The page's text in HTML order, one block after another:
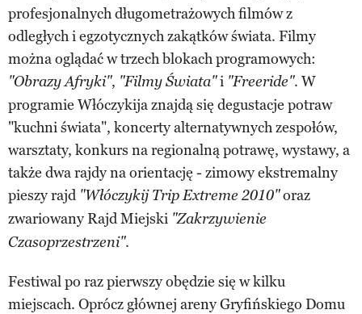
profesjonalnych długometrażowych filmów z
odległych i egzotycznych zakątków świata. Filmy
można oglądać w trzech blokach programowych:
"Obrazy Afryki", "Filmy Świata"i "Freeride". W
programie Włóczykija znajdą się degustacje potraw
"kuchni świata", koncerty alternatywnych zespołów,
warsztaty, konkurs na regionalną potrawę, wystawy, a
także dwa rajdy na orientację - zimowy ekstremalny
pieszy rajd "Włóczykij Trip Extreme 2010"oraz
zwariowany Rajd Miejski "Zakrzywienie
Czasoprzestrzeni".
Festiwal po raz pierwszy obędzie się w kilku
miejscach. Oprócz głównej areny Gryfińskiego Domu